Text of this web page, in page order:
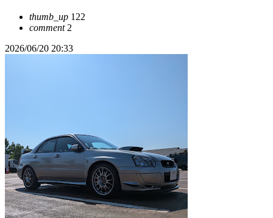
thumb_up 122
comment2
2026/06/20 20:33